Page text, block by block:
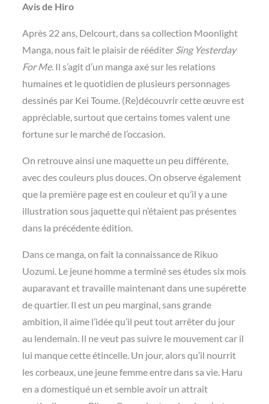
Avis de Hiro
Après 22 ans, Delcourt, dans sa collection Moonlight
Manga, nous fait le plaisir de rééditer Sing Yesterday
For Me. Il s’agit d’un manga axé sur les relations
humaines et le quotidien de plusieurs personnages
dessinés par Kei Toume. (Re)découvrir cette œuvre est
appréciable, surtout que certains tomes valent une
fortune sur le marché de l’occasion.
On retrouve ainsi une maquette un peu différente,
avec des couleurs plus douces. On observe également
que la première page est en couleur et qu’il y a une
illustration sous jaquette qui n’étaient pas présentes
dans la précédente édition.
Dans ce manga, on fait la connaissance de Rikuo
Uozumi. Le jeune homme a terminé ses études six mois
auparavant et travaille maintenant dans une supérette
de quartier. Il est un peu marginal, sans grande
ambition, il aime l’idée qu’il peut tout arrêter du jour
au lendemain. Il ne veut pas suivre le mouvement car il
lui manque cette étincelle. Un jour, alors qu’il nourrit
les corbeaux, une jeune femme entre dans sa vie. Haru
en a domestiqué un et semble avoir un attrait